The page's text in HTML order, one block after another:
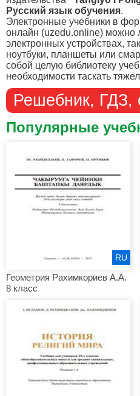
Русский язык обучения.
Электронные учебники в
онлайн (uzedu.online) можно
электронных устройствах,
ноутбуки, планшеты или
собой целую библиотеку
необходимости таскать
Решебник, ГДЗ,
Популярные
Геометрия Рахимкориев А.А.
8 класс
RU